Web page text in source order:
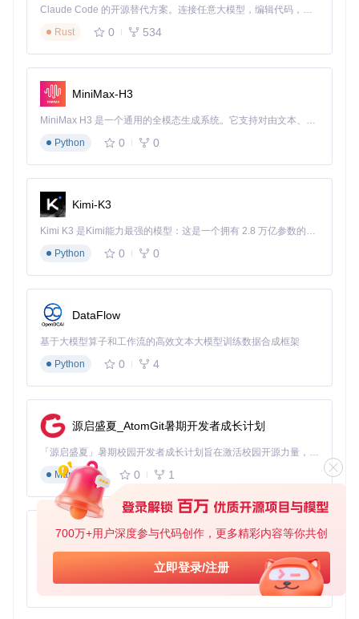
700万+用户深度参与代码创作，更多精彩内容等你共创
立即登录/注册
🛠️ 场景化解决方案：三个真实故事的音质蜕变
远程会议实时降噪：从混沌到清晰的办公革命
室的讨论声，导致重要信息频繁遗漏。
解决方案：使用ClearerVoice-Studio的FRCRN_SE_16K模型
抑制持续噪音，同时保留发言人的语音细节。
差），经过实时降噪后提升至3.8（质量等级：优），语音清
晰度提升65%，会议信息接收准确率从原来的68%提高到9
2%。团队后续采用该方案后，每周会议时间平均缩短20分
钟，决策效率显著提升。
多说话人语音分离：让采访录音自动"分班"
受访者的发言，单段1小时录音需要4小时人工标注。
解决方案：应用MossFormer2_SS_16K语音分离模型，该系
立音轨，支持2-3人同时说话的场景处理。
效果对比：原本需要4小时的人工分离工作，现在通过工具处
理仅需15分钟，且说话人识别准确率达93%。更重要的是，分
离后的音频保留了原始语音的自然度，避免了传统分离技术带
来的机械感。小李的节目制作周期因此缩短了30%，有更多精
力投入内容创作而非技术处理。
教学录音智能增强：让在线课程告别"教室回声"
用户痛点：大学讲师张教授录制在线课程时，尽管使用了普通
麦克风，但教室环境的混响和远处学生的咳嗽声始终无法有效
消除，学生反馈"听不清重点内容"。
：采用MossFormer2_SE_48K高保真增强模型，该
模型针对教学场景优化了人声增强算法，能有效抑制房间混响
Claude Code 的开源替代方案。连接任意大模型，编辑代码，运行命令，自动验证 — 全自动执行。用 Rust 构建，极致性能。 ｜ An open-source alternative to Claude Code. Connect any LLM, edit code, run commands, and verify changes — autonomously. Built in Rust for speed. Get Started
Rust
0 534
MiniMax-H3
MiniMax H3 是一个通用的全模态生成系统。它支持对由文本、图像、视频和音频组成的多模态上下文进行统一理解，并能生成分辨率高达 2K、时长可达 15 秒的带原生立体声音频的视频。得益于面向任务泛化的系统设计，H3 在预训练阶段就已具备广泛的多模态上下文理解与生成能力，能够出色地执行复杂的多模态指令。
Python
0 0
Kimi-K3
Kimi K3 是Kimi能力最强的模型：这是一个拥有 2.8 万亿参数的混合专家（MoE）模型，具备原生视觉理解能力，并支持 100 万 token 的上下文窗口。
Python
0 0
DataFlow
基于大模型算子和工作流的高效文本大模型训练数据合成框架
Python
0 4
源启盛夏_AtomGit暑期开发者成长计划
「源启盛夏」暑期校园开发者成长计划旨在激活校园开源力量，通过积分激励、认证扶持、资源倾斜等形式，引导高校组织和开发者完成「入驻 — 建项目 — 做贡献 — 获认证 — 得资源」的完整闭环。无论你是想带领社团入驻平台的组织者，还是希望用代码贡献证明自己的开发者，都能在这里找到属于你的成长路径。
Markdown
0 1
py-xiaozhi
基于Python的Xiaozhi AI，适用于想要完整Xiaozhi体验而无需拥有专用硬件的用户。
Python
0 1